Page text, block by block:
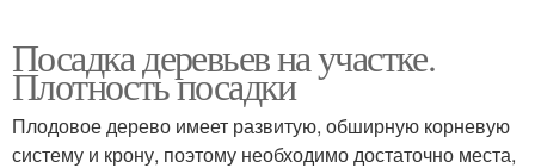
Посадка деревьев на участке.
Плотность посадки
Плодовое дерево имеет развитую, обширную корневую
систему и крону, поэтому необходимо достаточно места,